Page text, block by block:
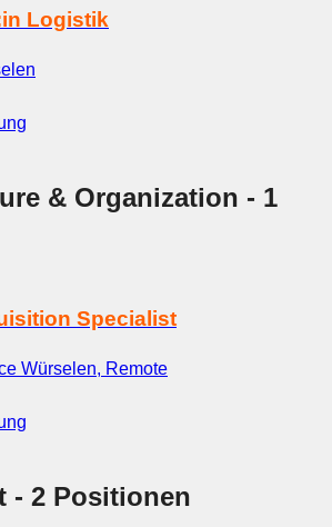
Logistik
& Organization - 1
Specialist
Würselen, Remote
- 2 Positionen